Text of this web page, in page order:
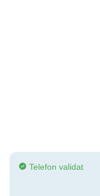
Telefon validat